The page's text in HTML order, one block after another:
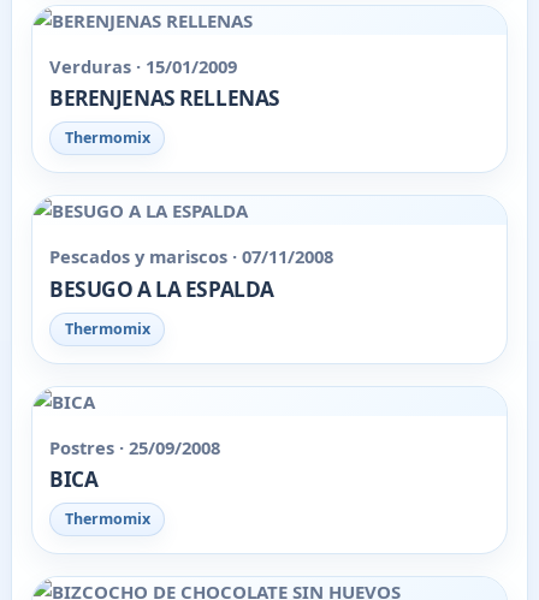
Verduras · 15/01/2009
BERENJENAS RELLENAS
Thermomix
Pescados y mariscos · 07/11/2008
BESUGO A LA ESPALDA
Thermomix
Postres · 25/09/2008
BICA
Thermomix